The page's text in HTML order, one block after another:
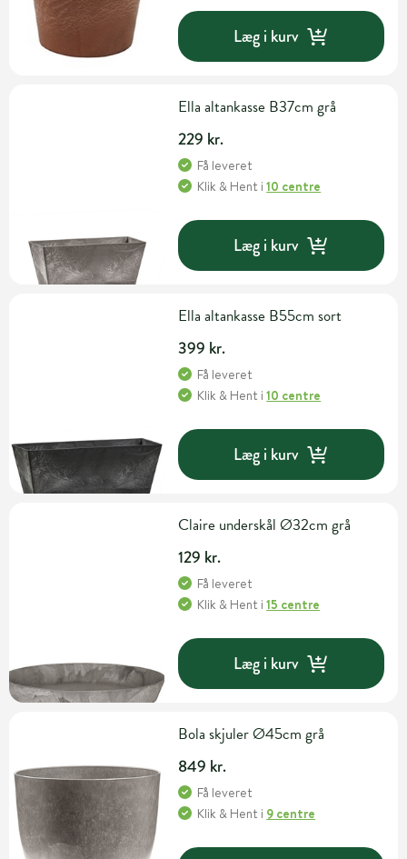
Læg i kurv
Ella altankasse B37cm grå
229 kr.
Få leveret
Klik & Hent i10 centre
Læg i kurv
Ella altankasse B55cm sort
399 kr.
Få leveret
Klik & Hent i10 centre
Læg i kurv
Claire underskål Ø32cm grå
129 kr.
Få leveret
Klik & Hent i15 centre
Læg i kurv
Bola skjuler Ø45cm grå
849 kr.
Få leveret
Klik & Hent i 9 centre